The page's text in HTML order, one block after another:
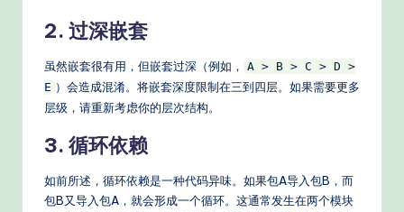
2. 过深嵌套
虽然嵌套很有用，但嵌套过深（例如， A > B > C > D >
E ）会造成混淆。将嵌套深度限制在三到四层。如果需要更多
层级，请重新考虑你的层次结构。
3. 循环依赖
如前所述，循环依赖是一种代码异味。如果包A导入包B，而
包B又导入包A，就会形成一个循环。这通常发生在两个模块